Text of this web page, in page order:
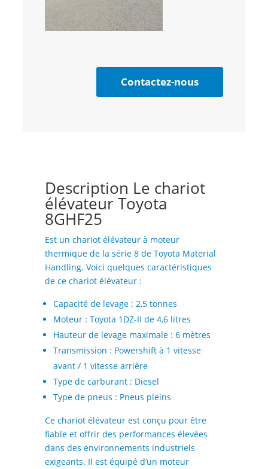
Contactez-nous
Description Le chariot
élévateur Toyota
8GHF25
Est un chariot élévateur à moteur
thermique de la série 8 de Toyota Material
Handling. Voici quelques caractéristiques
de ce chariot élévateur :
Capacité de levage : 2,5 tonnes
Moteur : Toyota 1DZ-II de 4,6 litres
Hauteur de levage maximale : 6 mètres
Transmission : Powershift à 1 vitesse
avant / 1 vitesse arrière
Type de carburant : Diesel
Type de pneus : Pneus pleins
Ce chariot élévateur est conçu pour être
fiable et offrir des performances élevées
dans des environnements industriels
exigeants. Il est équipé d’un moteur